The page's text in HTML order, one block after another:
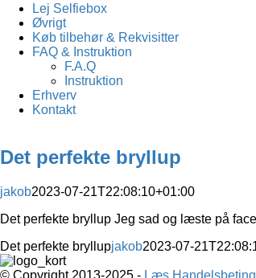
Lej Selfiebox
Øvrigt
Køb tilbehør & Rekvisitter
FAQ & Instruktion
F.A.Q
Instruktion
Erhverv
Kontakt
Det perfekte bryllup
jakob2023-07-21T22:08:10+01:00
Det perfekte bryllup Jeg sad og læste på
Det perfekte bryllupjakob2023-07-